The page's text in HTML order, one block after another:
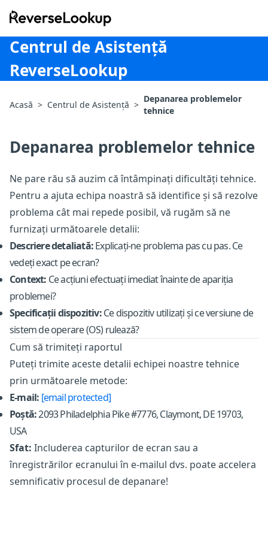
ReverseLookup
Centrul de Asistență
ReverseLookup
Acasă > Centrul de Asistență >
Depanarea problemelor
tehnice
Depanarea problemelor tehnice
Ne pare rău să auzim că întâmpinați dificultăți tehnice.
Pentru a ajuta echipa noastră să identifice și să rezolve
problema cât mai repede posibil, vă rugăm să ne
furnizați următoarele detalii:
Descriere detaliată:Explicați-ne problema pas cu pas. Ce
vedeți exact pe ecran?
Context: Ce acțiuni efectuați imediat înainte de apariția
problemei?
Specificații dispozitiv:Ce dispozitiv utilizați și ce versiune de
sistem de operare (OS) rulează?
Cum să trimiteți raportul
Puteți trimite aceste detalii echipei noastre tehnice
prin următoarele metode:
E-mail: [email protected]
Poștă:2093 Philadelphia Pike #7776, Claymont, DE 19703,
USA
Sfat: Includerea capturilor de ecran sau a
înregistrărilor ecranului în e-mailul dvs. poate accelera
semnificativ procesul de depanare!